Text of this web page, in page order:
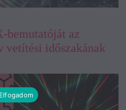
bemutatóját az
vetítési időszakának
Elfogadom